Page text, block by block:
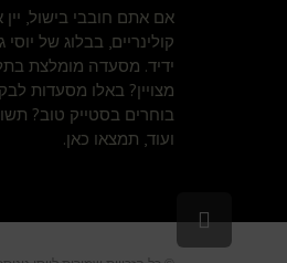
אם אתם חובבי בישול,
קולינריים, בבלוג של יוסי
ידיד. מסעדה מומלצת בתל
מצויין? באלו מסעדות
בוחרים בסטייק טוב?
ועוד, תמצאו כאן.
גלילה
לראש